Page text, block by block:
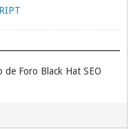
Foro Black Hat SEO